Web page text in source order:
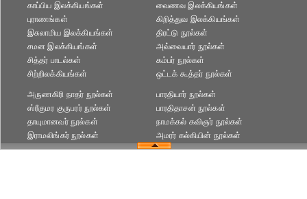
காப்பிய இலக்கியங்கள்
புராணங்கள்
வைணவ இலக்கியங்கள்
கிறித்துவ இலக்கியங்கள்
இசுலாமிய இலக்கியங்கள்
சமன இலக்கியங்கள்
சித்தர் பாடல்கள்
சிற்றிலக்கியங்கள்
திரட்டு நூல்கள்
அவ்வையார் நூல்கள்
கம்பர் நூல்கள்
ஒட்டக் கூத்தர் நூல்கள்
அருணகிரி நாதர் நூல்கள்
ஸ்ரீகுமர குருபரர் நூல்கள்
தாயுமானவர் நூல்கள்
இராமலிங்கர் நூல்கள்
பாரதியார் நூல்கள்
பாரதிதாசன் நூல்கள்
நாமக்கல் கவிஞர் நூல்கள்
அமரர் கல்கியின் நூல்கள்